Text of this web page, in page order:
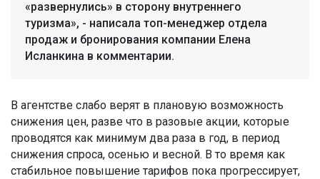
«развернулись» в сторону внутреннего
туризма», - написала топ-менеджер отдела
продаж и бронирования компании Елена
Исланкина в комментарии.
В агентстве слабо верят в плановую возможность
снижения цен, разве что в разовые акции, которые
проводятся как минимум два раза в год, в период
снижения спроса, осенью и весной. В то время как
стабильное повышение тарифов пока прогрессирует,